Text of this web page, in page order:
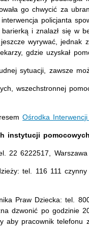
go chwycić za
policjanta
i znalazł się w
wyrywać, jednak
gdzie uzyskał
sytuacji, zawsze
wszechstronnej
Ośrodka
instytucji
22 6222517,
tel. 116 111
Praw Dziecka: tel.
dzwonić po godzinie
aby pracownik telefonu